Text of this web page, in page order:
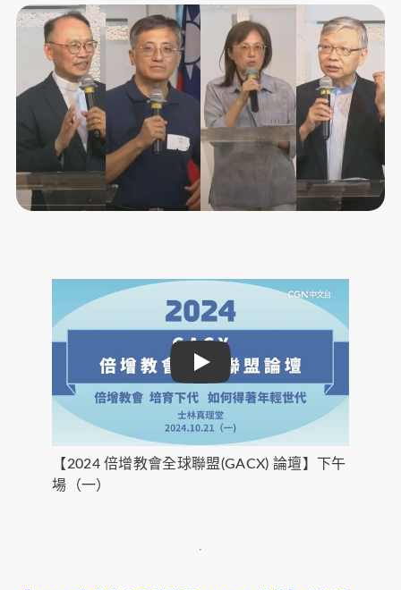
Play
【2024 倍增教會全球聯盟(GACX) 論壇】下午
場（一）